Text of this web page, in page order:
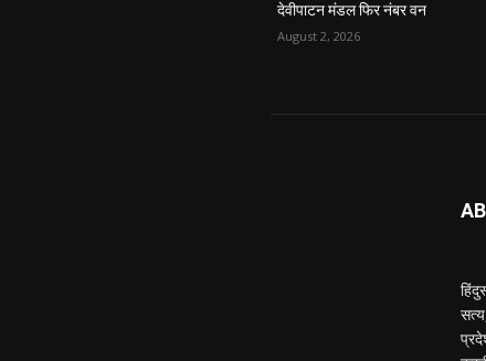
देवीपाटन मंडल फिर नंबर वन
August 2, 2026